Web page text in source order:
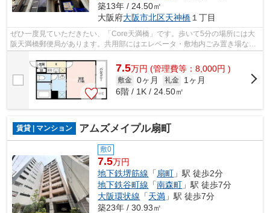
築13年 / 24.50㎡
大阪府大阪市北区天神橋 １丁目
ぜひ一度見ていただきたい、「Core天満橋」です。歩いて5分の場所には大
阪天満橋郵便局があります。共用部にはエレベータ・敷地内ごみ置き場など
が備わっておりとても充実しています。...
7.5万円 (管理費等：8,000円 )
敷金 0ヶ月 礼金
1ヶ月
6階 / 1K / 24.50㎡
賃貸 | マンション アムズメイプル扇町
敷0
7.5万円
地下鉄堺筋線 「扇町 」駅 徒歩2分
地下鉄谷町線 「南森町 」駅 徒歩7分
大阪環状線 「天満 」駅 徒歩7分
築23年 / 30.93㎡